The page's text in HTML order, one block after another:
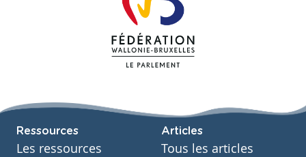
Ressources
Les ressources
Articles
Tous les articles